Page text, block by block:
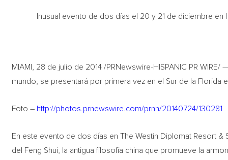
Inusual evento de dos días el 20 y 21 de diciembre
MIAMI, 28 de julio de 2014 /PRNewswire-HISPANIC PR
mundo, se presentará por primera vez en el Sur de la Florida
Foto – http://photos.prnewswire.com/prnh/20140724/130281
En este evento de dos días en The Westin Diplomat Resort
del Feng Shui, la antigua filosofía china que promueve la